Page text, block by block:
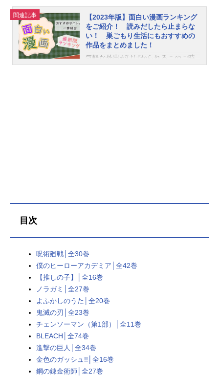
関連記事
【2023年版】面白い漫画ランキング
をご紹介！ 読みだしたら止まらな
い！ 巣ごもり生活にもおすすめの
作品をまとめました！
気軽な外出がはばかられるこのご時
イ）、母（殺し屋）、娘（超能力
者）、三者三様に秘密を抱えた疑似
家族の関係性に注目。 あらすじ名
門校潜入のために「家族」を作れと
だが、彼が出会った“娘”は心を読む超
能力者！ “妻”は暗殺者で!? 互いに
正体を隠した仮初め家族が、受験と
世界の危機に立ち向かう痛快ホーム
コメディ!! 購入はこちら【コミッ
ク】SPY×FAMILY(1) 第1巻試し読
みはこちら 2位：呪術廻戦掲載雑誌
／レーベル：週刊少年ジャンプ作
目次
呪術廻戦│全30巻
僕のヒーローアカデミア│全42巻
【推しの子】│全16巻
ノラガミ│全27巻
よふかしのうた│全20巻
鬼滅の刃│全23巻
チェンソーマン（第1部）│全11巻
BLEACH│全74巻
進撃の巨人│全34巻
金色のガッシュ!!│全16巻
鋼の錬金術師│全27巻